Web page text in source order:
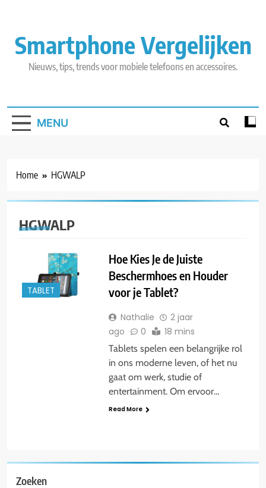
contentSmartphone Vergelijken
Nieuws, tips, trends voor mobiele telefoons en accessoires.
MENU
Home HGWALP
HGWALP
TABLET
Hoe Kies Je de Juiste
Beschermhoes en Houder
voor je Tablet?
Nathalie
2 jaar
ago
0 18 mins
Tablets spelen een belangrijke rol
in ons moderne leven, of het nu
gaat om werk, studie of
entertainment. Om ervoor…
Read More
Zoeken